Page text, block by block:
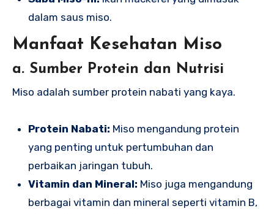
dalam saus miso.
Manfaat Kesehatan Miso
a. Sumber Protein dan Nutrisi
Miso adalah sumber protein nabati yang kaya.
Protein Nabati: Miso mengandung protein
yang penting untuk pertumbuhan dan
perbaikan jaringan tubuh.
Vitamin dan Mineral: Miso juga mengandung
berbagai vitamin dan mineral seperti vitamin B,